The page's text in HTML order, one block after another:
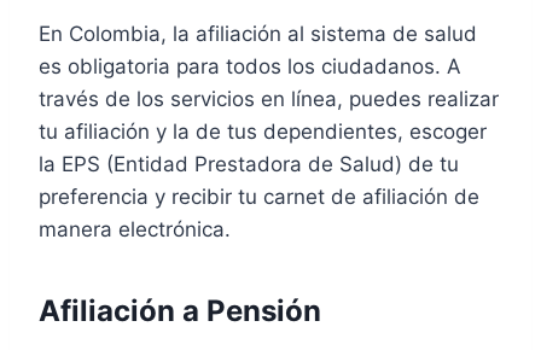
En Colombia, la afiliación al sistema de salud
es obligatoria para todos los ciudadanos. A
través de los servicios en línea, puedes realizar
tu afiliación y la de tus dependientes, escoger
la EPS (Entidad Prestadora de Salud) de tu
preferencia y recibir tu carnet de afiliación de
manera electrónica.
Afiliación a Pensión